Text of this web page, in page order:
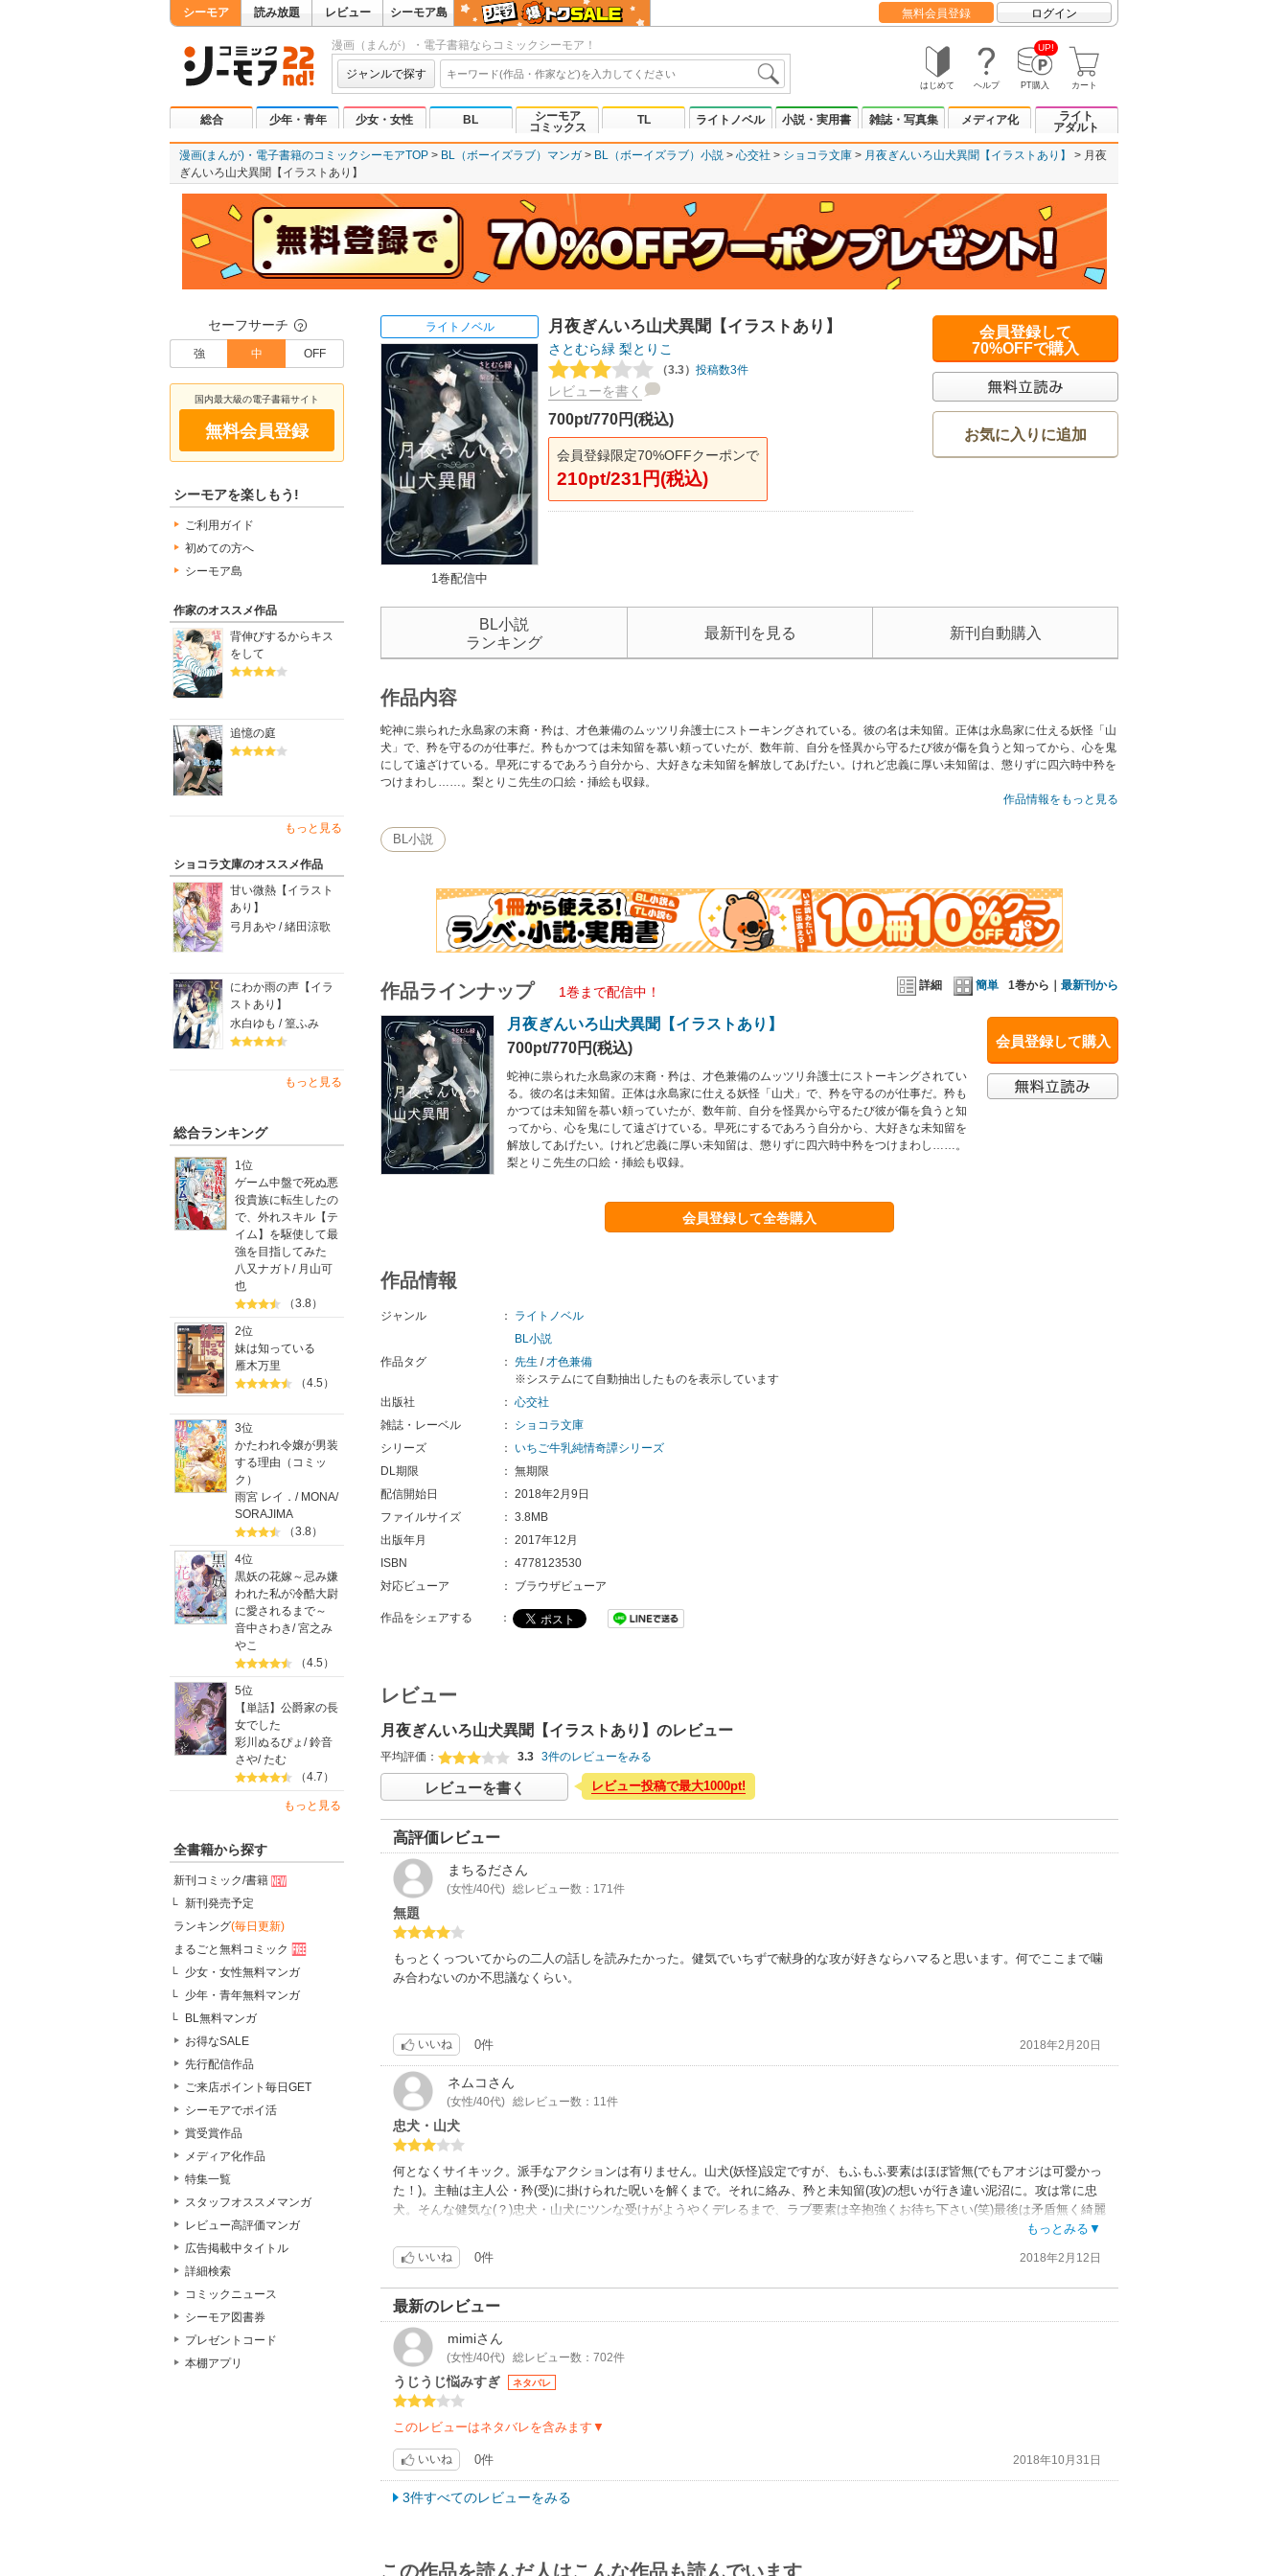
シーモア 読み放題 レビュー シーモア島 無料会員登録 ログイン
漫画（まんが）・電子書籍ならコミックシーモア！
ジャンルで探す
はじめて ヘルプ
UP!
PT購入 カート
総合 少年・青年 少女・女性 BL
シーモア
コミックス
TL ライトノベル 小説・実用書 雑誌・写真集 メディア化
ライト
アダルト
漫画(まんが)・電子書籍のコミックシーモアTOP BL（ボーイズラブ）マンガ BL（ボーイズラブ）小説 心交社 ショコラ文庫 月夜ぎんいろ山犬異聞【イラストあり】
月夜
ぎんいろ山犬異聞【イラストあり】
セーフサーチ ？
強 中 OFF
国内最大級の電子書籍サイト
無料会員登録
シーモアを楽しもう!
ご利用ガイド
初めての方へ
シーモア島
作家のオススメ作品
背伸びするからキス
をして
追憶の庭
もっと見る
ショコラ文庫のオススメ作品
甘い微熱【イラスト
あり】
弓月あや / 緒田涼歌
にわか雨の声【イラ
ストあり】
水白ゆも / 篁ふみ
もっと見る
総合ランキング
1位
ゲーム中盤で死ぬ悪
役貴族に転生したの
で、外れスキル【テ
イム】を駆使して最
強を目指してみた
八又ナガト / 月山可
也
（3.8）
2位
妹は知っている
雁木万里
（4.5）
3位
かたわれ令嬢が男装
する理由（コミッ
ク）
雨宮 レイ． / MONA/
SORAJIMA
（3.8）
4位
黒妖の花嫁～忌み嫌
われた私が冷酷大尉
に愛されるまで～
音中さわき/宮之み
やこ
（4.5）
5位
【単話】公爵家の長
女でした
彩川ぬるぴょ /鈴音
さや/たむ
（4.7）
もっと見る
全書籍から探す
新刊コミック/書籍
新刊発売予定
ランキング(毎日更新)
まるごと無料コミック
少女・女性無料マンガ
少年・青年無料マンガ
BL無料マンガ
お得なSALE
先行配信作品
ご来店ポイント毎日GET
シーモアでポイ活
賞受賞作品
メディア化作品
特集一覧
スタッフオススメマンガ
レビュー高評価マンガ
広告掲載中タイトル
詳細検索
コミックニュース
シーモア図書券
プレゼントコード
本棚アプリ
ライトノベル
1巻配信中
月夜ぎんいろ山犬異聞【イラストあり】
さとむら緑 梨とりこ
（3.3） 投稿数3件
レビューを書く
700pt/770円(税込)
会員登録限定70%OFFクーポンで
210pt/231円(税込)
会員登録して
70%OFFで購入
お気に入りに追加
BL小説
ランキング
最新刊を見る 新刊自動購入
作品内容
蛇神に祟られた永島家の末裔・矜は、才色兼備のムッツリ弁護士にストーキングされている。彼の名は未知留。正体は永島家に仕える妖怪「山
犬」で、矜を守るのが仕事だ。矜もかつては未知留を慕い頼っていたが、数年前、自分を怪異から守るたび彼が傷を負うと知ってから、心を鬼
にして遠ざけている。早死にするであろう自分から、大好きな未知留を解放してあげたい。けれど忠義に厚い未知留は、懲りずに四六時中矜を
つけまわし……。梨とりこ先生の口絵・挿絵も収録。
作品情報をもっと見る
BL小説
詳細 簡単 1巻から｜ 最新刊から
作品ラインナップ 1巻まで配信中！
会員登録して購入
月夜ぎんいろ山犬異聞【イラストあり】
700pt/770円(税込)
蛇神に祟られた永島家の末裔・矜は、才色兼備のムッツリ弁護士にストーキングされてい
る。彼の名は未知留。正体は永島家に仕える妖怪「山犬」で、矜を守るのが仕事だ。矜も
かつては未知留を慕い頼っていたが、数年前、自分を怪異から守るたび彼が傷を負うと知
ってから、心を鬼にして遠ざけている。早死にするであろう自分から、大好きな未知留を
解放してあげたい。けれど忠義に厚い未知留は、懲りずに四六時中矜をつけまわし……。
梨とりこ先生の口絵・挿絵も収録。
会員登録して全巻購入
作品情報
ジャンル ：
ライトノベル
BL小説
作品タグ
： 先生 /才色兼備
※システムにて自動抽出したものを表示しています
出版社
： 心交社
雑誌・レーベル
：
ショコラ文庫
シリーズ
：
いちご牛乳純情奇譚シリーズ
DL期限
： 無期限
配信開始日
： 2018年2月9日
ファイルサイズ
： 3.8MB
出版年月
： 2017年12月
ISBN
： 4778123530
対応ビューア
： ブラウザビューア
作品をシェアする ：
レビュー
月夜ぎんいろ山犬異聞【イラストあり】のレビュー
平均評価： 3.3 3件のレビューをみる
レビューを書く レビュー投稿で最大1000pt!
高評価レビュー
まちるださん
(女性/40代) 総レビュー数：171件
無題
もっとくっついてからの二人の話しを読みたかった。健気でいちずで献身的な攻が好きならハマると思います。何でここまで噛
み合わないのか不思議なくらい。
いいね 0件 2018年2月20日
ネムコ さん
(女性/40代) 総レビュー数：11件
忠犬・山犬
何となくサイキック。派手なアクションは有りません。山犬(妖怪)設定ですが、もふもふ要素はほぼ皆無(でもアオジは可愛かっ
た！)。主軸は主人公・矜(受)に掛けられた呪いを解くまで。それに絡み、矜と未知留(攻)の想いが行き違い泥沼に。攻は常に忠
犬。そんな健気な(？)忠犬・山犬にツンな受けがようやくデレるまで、ラブ要素は辛抱強くお待ち下さい(笑)最後は矛盾無く綺麗
に纏まっていて良かった。☆マイナス要因として、全編通して主人公視点でのみ話が進められており、問題解決後くらい攻視点
でのネタばらしが欲しかったな、と。他、ガッツリ想いが行き違うわけですが、あまり感情移入が出来なくて残念だった。
もっとみる▼
いいね 0件 2018年2月12日
最新のレビュー
mimiさん
(女性/40代) 総レビュー数：702件
うじうじ悩みすぎ ネタバレ
このレビューはネタバレを含みます▼
いいね 0件 2018年10月31日
3件すべてのレビューをみる
この作品を読んだ人はこんな作品も読んでいます